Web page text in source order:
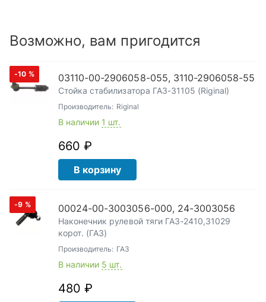
Возможно, вам пригодится
-10 % 03110-00-2906058-055, 3110-2906058-55
Стойка стабилизатора ГАЗ-31105 (Riginal)
Производитель: Riginal
В наличии 1 шт.
660 ₽
В корзину
-9 % 00024-00-3003056-000, 24-3003056
Наконечник рулевой тяги ГАЗ-2410,31029
корот. (ГАЗ)
Производитель: ГАЗ
В наличии 5 шт.
480 ₽